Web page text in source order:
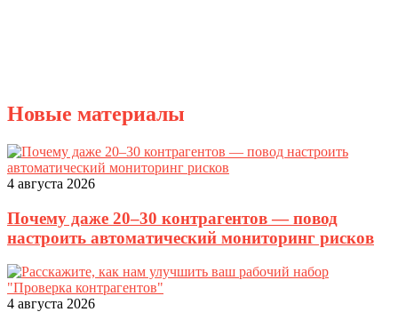
Новые материалы
4 августа 2026
Почему даже 20–30 контрагентов — повод
настроить автоматический мониторинг рисков
4 августа 2026